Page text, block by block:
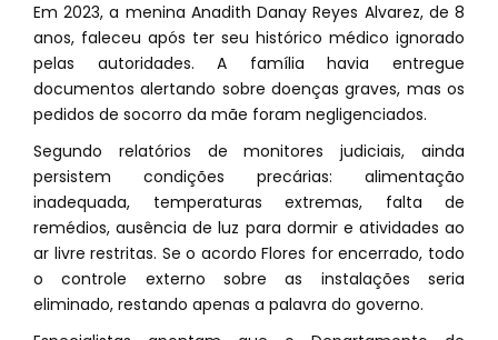
Em 2023, a menina Anadith Danay Reyes Alvarez, de 8
anos, faleceu após ter seu histórico médico ignorado
pelas autoridades. A família havia entregue
documentos alertando sobre doenças graves, mas os
pedidos de socorro da mãe foram negligenciados.
Segundo relatórios de monitores judiciais, ainda
persistem condições precárias: alimentação
inadequada, temperaturas extremas, falta de
remédios, ausência de luz para dormir e atividades ao
ar livre restritas. Se o acordo Flores for encerrado, todo
o controle externo sobre as instalações seria
eliminado, restando apenas a palavra do governo.